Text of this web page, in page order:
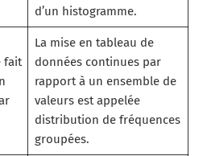
d’un histogramme.
fait
La mise en tableau de
données continues par
rapport à un ensemble de
valeurs est appelée
distribution de fréquences
groupées.